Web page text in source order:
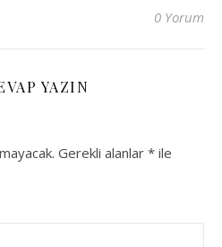
0 Yorum
YAZIN
Gerekli alanlar * ile